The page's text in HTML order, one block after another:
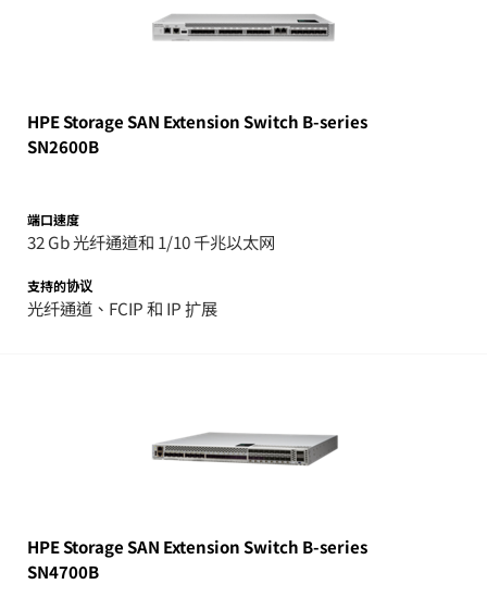
HPE Storage SAN Extension Switch B-series
SN2600B
端口速度
32 Gb 光纤通道和 1/10 千兆以太网
支持的协议
光纤通道、FCIP 和 IP 扩展
HPE Storage SAN Extension Switch B-series
SN4700B